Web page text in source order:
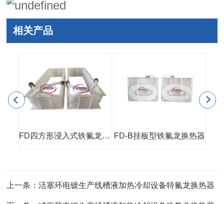
相关产品
FD四方形浸入式铁氟龙换热器 FD-B挂板型铁氟龙换热器
上一条：活塞环电镀生产线槽液加热冷却设备特氟龙换热器